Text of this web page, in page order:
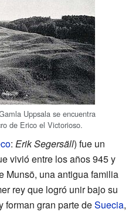
Uppsala se encuentra
de Erico el Victorioso.
: Erik Segersäll) fue un
vivió entre los años 945 y
Munsö, una antigua familia
rey que logró unir bajo su
forman gran parte deSuecia,